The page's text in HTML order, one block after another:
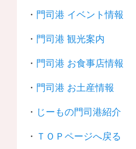
・ 門司港 イベント情報
・ 門司港 観光案内
・ 門司港 お食事店情報
・ 門司港 お土産情報
・ じーもの門司港紹介
・ ＴＯＰページへ戻る